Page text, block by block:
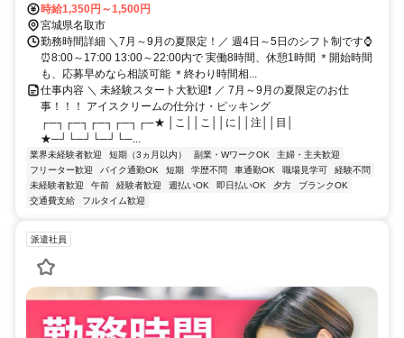
転車通勤OK ★交通費規定内支給
時給1,350円～1,500円
宮城県名取市
勤務時間詳細 ＼7月～9月の夏限定！／ 週4日～5日のシフト制です⌚
⏰8:00～17:00 13:00～22:00内で 実働8時間、休憩1時間 ＊開始時間
も、応募早めなら相談可能 ＊終わり時間相...
仕事内容 ＼ 未経験スタート大歓迎❗ ／ 7月～9月の夏限定のお仕
事！！！ アイスクリームの仕分け・ピッキング
┌─┐┌─┐┌─┐┌─┐┌─★ │こ││こ││に││注││目│
★─┘└─┘└─┘└─...
業界未経験者歓迎 短期（3ヵ月以内） 副業・WワークOK
主婦・主夫歓迎
フリーター歓迎
バイク通勤OK 短期 学歴不問 車通勤OK 職場見学可
経験不問
未経験者歓迎
午前 経験者歓迎 週払いOK 即日払いOK 夕方
ブランクOK
交通費支給
フルタイム歓迎
派遣社員